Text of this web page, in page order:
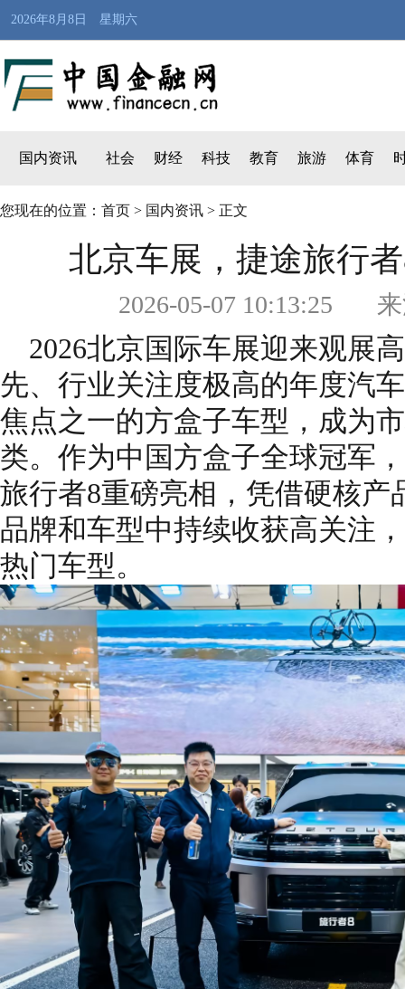
2026年8月8日 星期六
国内资讯 社会 财经 科技 教育 旅游 体育
您现在的位置： 首页 > 国内资讯 > 正文
北京车展，捷途旅行
2026-05-07
2026北京国际车展迎来观展
先、行业关注度极高的年度汽
焦点之一的方盒子车型，成为
类。作为中国方盒子全球冠军
旅行者8重磅亮相，凭借硬核产
品牌和车型中持续收获高关注
热门车型。